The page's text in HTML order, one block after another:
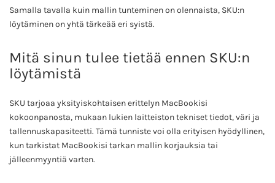
Samalla tavalla kuin mallin tunteminen on olennaista, SKU:n
löytäminen on yhtä tärkeää eri syistä.
Mitä sinun tulee tietää ennen SKU:n
löytämistä
SKU tarjoaa yksityiskohtaisen erittelyn MacBookisi
kokoonpanosta, mukaan lukien laitteiston tekniset tiedot, väri ja
tallennuskapasiteetti. Tämä tunniste voi olla erityisen hyödyllinen,
kun tarkistat MacBookisi tarkan mallin korjauksia tai
jälleenmyyntiä varten.